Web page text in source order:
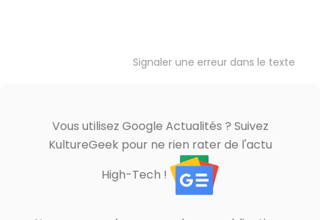
Signaler une erreur dans le texte
Vous utilisez Google Actualités ? Suivez
KultureGeek pour ne rien rater de l'actu
High-Tech !